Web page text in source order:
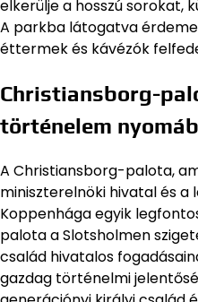
elkerülje a hosszú sorokat,
A parkba látogatva
éttermek és kávézók
Christiansborg-
történelem
A Christiansborg-palota,
miniszterelnöki hivatal és
Koppenhága egyik
palota a Slotsholmen
család hivatalos
gazdag történelmi